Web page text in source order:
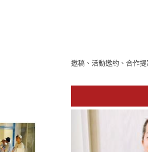
邀稿、活動邀約、合作